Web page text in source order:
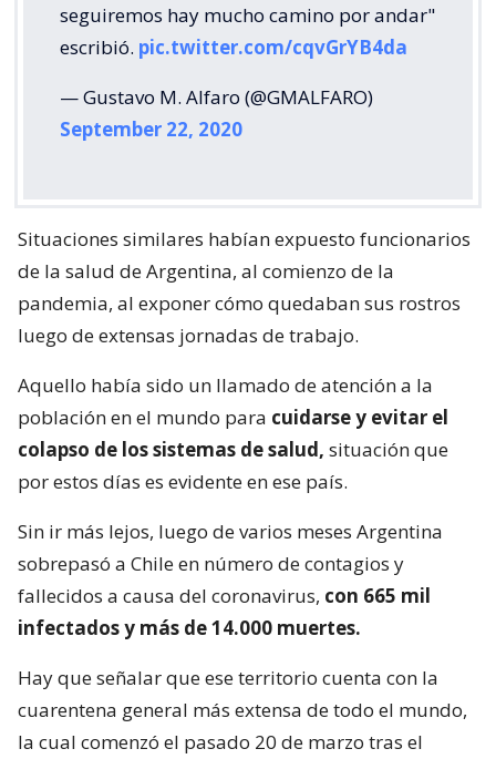
seguiremos hay mucho camino por andar"
escribió. pic.twitter.com/cqvGrYB4da
— Gustavo M. Alfaro (@GMALFARO)
September 22, 2020
Situaciones similares habían expuesto funcionarios
de la salud de Argentina, al comienzo de la
pandemia, al exponer cómo quedaban sus rostros
luego de extensas jornadas de trabajo.
Aquello había sido un llamado de atención a la
población en el mundo para cuidarse y evitar el
colapso de los sistemas de salud, situación que
por estos días es evidente en ese país.
Sin ir más lejos, luego de varios meses Argentina
sobrepasó a Chile en número de contagios y
fallecidos a causa del coronavirus, con 665 mil
infectados y más de 14.000 muertes.
Hay que señalar que ese territorio cuenta con la
cuarentena general más extensa de todo el mundo,
la cual comenzó el pasado 20 de marzo tras el